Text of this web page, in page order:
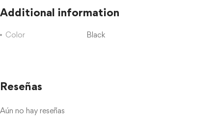
Additional information
Color Black
Reseñas
Aún no hay reseñas